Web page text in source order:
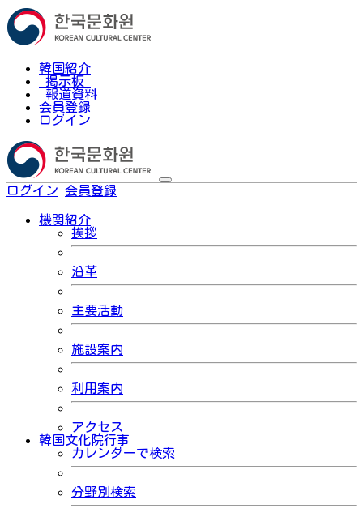
韓国紹介
掲示板
報道資料
会員登録
ログイン
ログイン 会員登録
機関紹介
挨拶
沿革
主要活動
施設案内
利用案内
アクセス
韓国文化院行事
カレンダーで検索
分野別検索